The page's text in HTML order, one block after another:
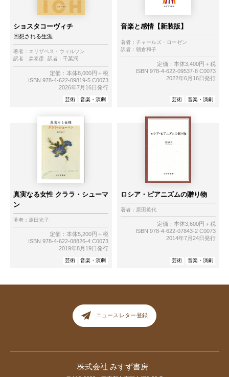
ショスタコーヴィチ
回想される生涯
著者： エリザベス・ウィルソン
訳者： 森泰彦 訳者： 千葉潤
定価：本体8,000円＋税
ISBN 978-4-622-09819-5 C0073
2026年7月16日発行
芸術 音楽・演劇
音楽と感情【新装版】
著者： チャールズ・ローゼン
訳者： 朝倉和子
定価：本体3,400円＋税
ISBN 978-4-622-09537-8 C0073
2022年6月16日発行
芸術 音楽・演劇
真実なる女性 クララ・シューマ
ン
著者： 原田光子
定価：本体5,200円＋税
ISBN 978-4-622-08826-4 C0073
2019年8月19日発行
芸術 音楽・演劇
ロシア・ピアニズムの贈り物
著者： 原田英代
定価：本体3,600円＋税
ISBN 978-4-622-07843-2 C0073
2014年7月24日発行
芸術 音楽・演劇
ニュースレター登録
株式会社 みすず書房